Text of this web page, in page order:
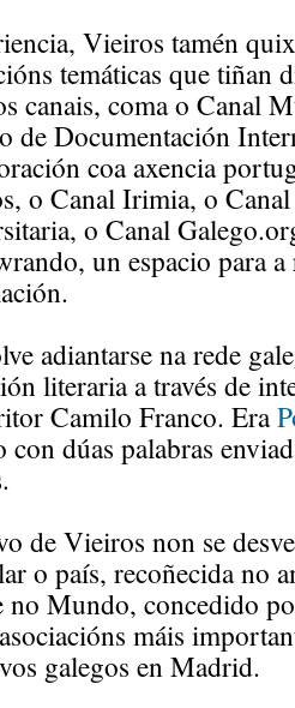
Vieiros tamén
temáticas que tiñan
canais, coma o Canal
de Documentación
coa axencia
o Canal Irimia, o
o Canal
un espacio para
adiantarse na rede
literaria a través de
Camilo Franco. Era
dúas palabras
de Vieiros non se
o país, recoñecida no
no Mundo, concedido
máis
galegos en Madrid.